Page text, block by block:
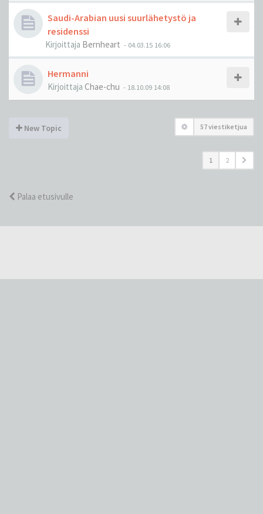
Saudi-Arabian uusi suurlähetystö ja
residenssi
Kirjoittaja Bernheart - 04.03.15 16:06
Hermanni
Kirjoittaja Chae-chu - 18.10.09 14:08
New Topic 57 viestiketjua
1 2
Palaa etusivulle